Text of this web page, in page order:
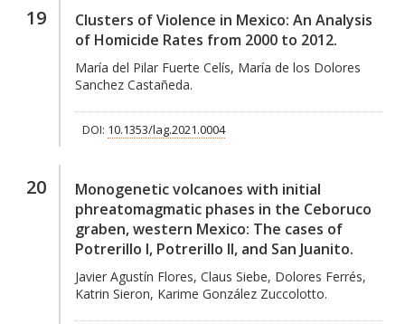
19
Clusters of Violence in Mexico: An Analysis
of Homicide Rates from 2000 to 2012.
María del Pilar Fuerte Celís, María de los Dolores
Sanchez Castañeda.
DOI: 10.1353/lag.2021.0004
20
Monogenetic volcanoes with initial
phreatomagmatic phases in the Ceboruco
graben, western Mexico: The cases of
Potrerillo I, Potrerillo II, and San Juanito.
Javier Agustín Flores, Claus Siebe, Dolores Ferrés,
Katrin Sieron, Karime González Zuccolotto.